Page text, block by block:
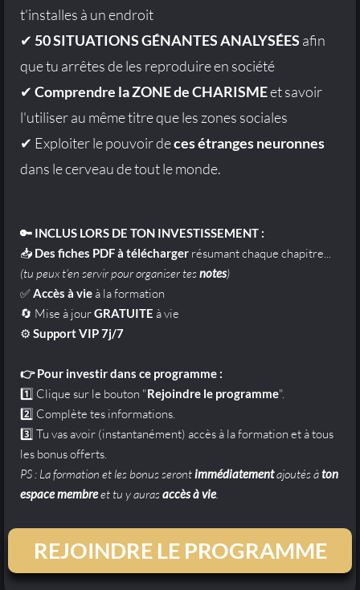
t'installes à un endroit
✔ 50 SITUATIONS GÉNANTES ANALYSÉES afin
que tu arrêtes de les reproduire en société
✔ Comprendre la ZONE de CHARISMEet savoir
l'utiliser au même titre que les zones sociales
✔ Exploiter le pouvoir deces étranges neuronnes
dans le cerveau de tout le monde.
🔑 INCLUS LORS DE TON INVESTISSEMENT :
📥 Des fiches PDF à télécharger résumant chaque chapitre...
(tu peux t'en servir pour organiser tesnotes)
✅Accès à vieà la formation
🔄 Mise à jourGRATUITE à vie
⚙️ Support VIP 7j/7
👉 Pour investir dans ce programme :
1️⃣ Clique sur le bouton "Rejoindre le programme".
2️⃣ Complète tes informations.
3️⃣ Tu vas avoir (instantanément) accès à la formation et à tous
les bonus offerts.
PS : La formation et les bonus serontimmédiatementajoutés àton
espace membreet tu y aurasaccès à vie.
REJOINDRE LE PROGRAMME